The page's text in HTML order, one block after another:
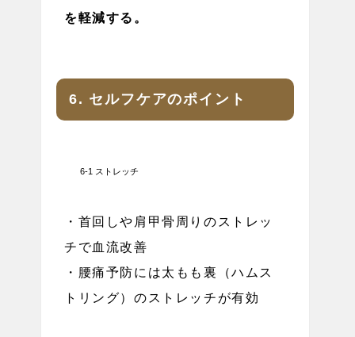
を軽減する。
6. セルフケアのポイント
6-1 ストレッチ
・首回しや肩甲骨周りのストレッ
チで血流改善
・腰痛予防には太もも裏（ハムス
トリング）のストレッチが有効